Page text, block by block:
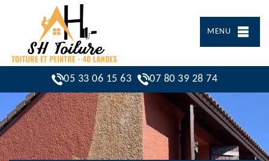
MENU
05 33 06 15 63 07 80 39 28 74